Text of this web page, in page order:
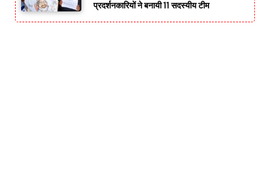
प्रदर्शनकारियों ने बनायी 11 सदस्यीय टीम